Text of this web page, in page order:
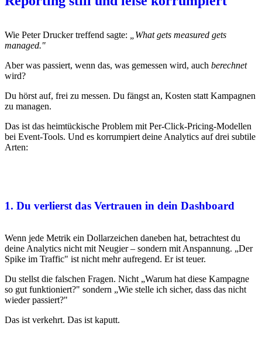
Wie Peter Drucker treffend sagte:
„What gets measured gets
managed."
Aber was passiert, wenn das, was gemessen wird, auch berechnet
wird?
Du hörst auf, frei zu messen. Du fängst an, Kosten statt Kampagnen
zu managen.
Das ist das heimtückische Problem mit Per-Click-Pricing-Modellen
bei Event-Tools. Und es korrumpiert deine Analytics auf drei subtile
Arten:
1. Du verlierst das Vertrauen in dein Dashboard
Wenn jede Metrik ein Dollarzeichen daneben hat, betrachtest du
deine Analytics nicht mit Neugier – sondern mit Anspannung. „Der
Spike im Traffic" ist nicht mehr aufregend. Er ist teuer.
Du stellst die falschen Fragen. Nicht „Warum hat diese Kampagne
so gut funktioniert?" sondern „Wie stelle ich sicher, dass das nicht
wieder passiert?"
Das ist verkehrt. Das ist kaputt.